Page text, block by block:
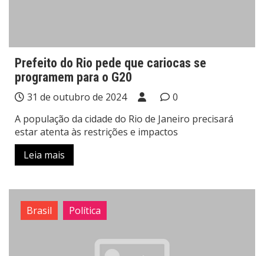
Prefeito do Rio pede que cariocas se
programem para o G20
31 de outubro de 2024
0
A população da cidade do Rio de Janeiro precisará
estar atenta às restrições e impactos
Leia mais
Brasil Política